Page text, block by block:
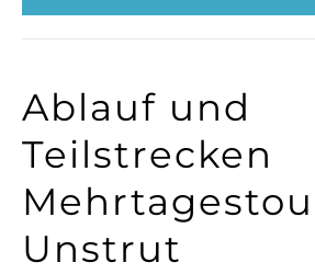
Ablauf und
Teilstrecken
Unstrut